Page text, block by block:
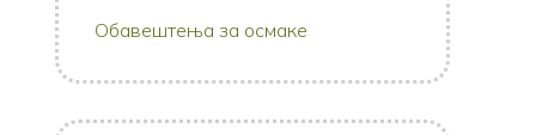
Обавештења за осмаке